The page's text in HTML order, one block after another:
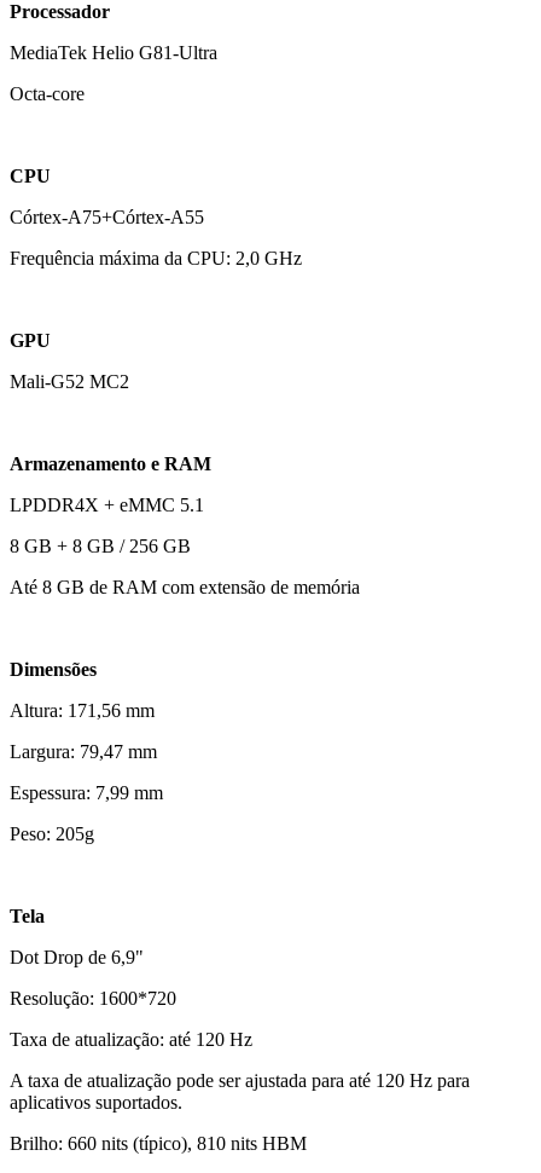
Processador
MediaTek Helio G81-Ultra
Octa-core
CPU
Córtex-A75+Córtex-A55
Frequência máxima da CPU: 2,0 GHz
GPU
Mali-G52 MC2
Armazenamento e RAM
LPDDR4X + eMMC 5.1
8 GB + 8 GB / 256 GB
Até 8 GB de RAM com extensão de memória
Dimensões
Altura: 171,56 mm
Largura: 79,47 mm
Espessura: 7,99 mm
Peso: 205g
Tela
Dot Drop de 6,9"
Resolução: 1600*720
Taxa de atualização: até 120 Hz
A taxa de atualização pode ser ajustada para até 120 Hz para
aplicativos suportados.
Brilho: 660 nits (típico), 810 nits HBM